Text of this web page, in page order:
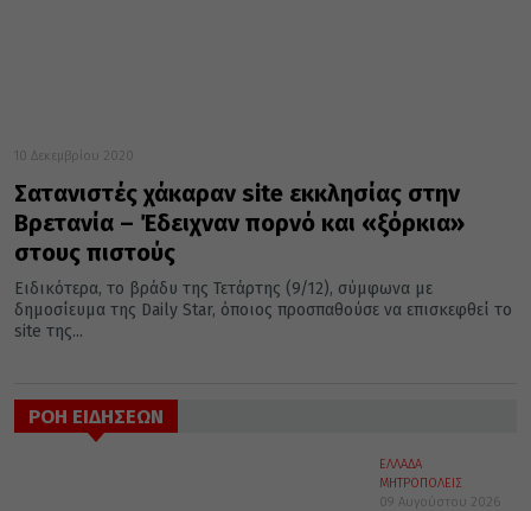
10 Δεκεμβρίου 2020
Σατανιστές χάκαραν site εκκλησίας στην
Βρετανία – Έδειχναν πορνό και «ξόρκια»
στους πιστούς
Ειδικότερα, το βράδυ της Τετάρτης (9/12), σύμφωνα με
δημοσίευμα της Daily Star, όποιος προσπαθούσε να επισκεφθεί το
site της...
ΡΟΗ ΕΙΔΗΣΕΩΝ
ΕΛΛΑΔΑ
ΜΗΤΡΟΠΟΛΕΙΣ
09 Αυγούστου 2026